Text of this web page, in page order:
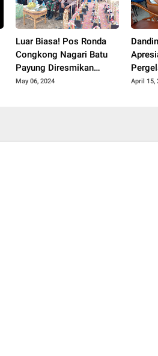
Luar Biasa! Pos Ronda
Congkong Nagari Batu
Payung Diresmikan
Dengan Meriah
May 06, 2024
Kuda
April 15,